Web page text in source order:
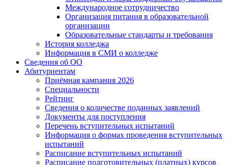
Международное сотрудничество
Организация питания в образовательной
организации
Образовательные стандарты и требования
История колледжа
Информация в СМИ о колледже
Сведения об ОО
Абитуриентам
Приёмная кампания 2026
Специальности
Рейтинг
Сведения о количестве поданных заявлений
Документы для поступления
Перечень вступительных испытаний
Информация о формах проведения вступительных
испытаний
Расписание вступительных испытаний
Расписание подготовительных (платных) курсов